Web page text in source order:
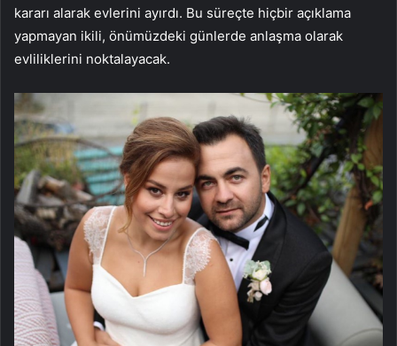
kararı alarak evlerini ayırdı. Bu süreçte hiçbir açıklama
yapmayan ikili, önümüzdeki günlerde anlaşma olarak
evliliklerini noktalayacak.